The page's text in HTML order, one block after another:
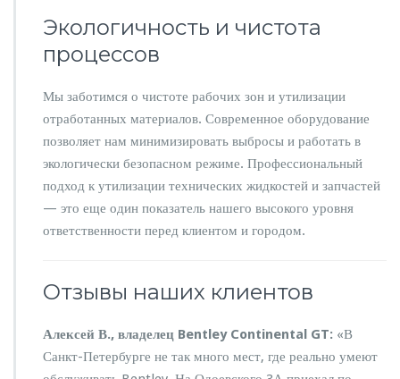
Экологичность и чистота
процессов
Мы заботимся о чистоте рабочих зон и утилизации
отработанных материалов. Современное оборудование
позволяет нам минимизировать выбросы и работать в
экологически безопасном режиме. Профессиональный
подход к утилизации технических жидкостей и запчастей
— это еще один показатель нашего высокого уровня
ответственности перед клиентом и городом.
Отзывы наших клиентов
Алексей В., владелец Bentley Continental GT: «В
Санкт-Петербурге не так много мест, где реально умеют